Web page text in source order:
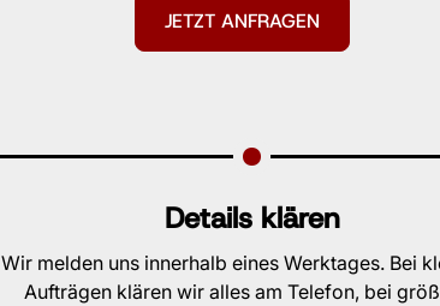
JETZT ANFRAGEN
Details klären
Wir melden uns innerhalb eines Werktages. Bei
Aufträgen klären wir alles am Telefon, bei